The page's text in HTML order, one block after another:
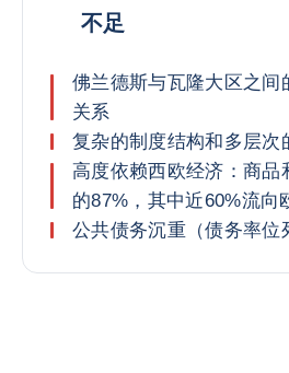
不足
佛兰德斯与瓦隆大区之间
关系
复杂的制度结构和多层次
高度依赖西欧经济：商品
的87%，其中近60%流向
公共债务沉重（债务率位